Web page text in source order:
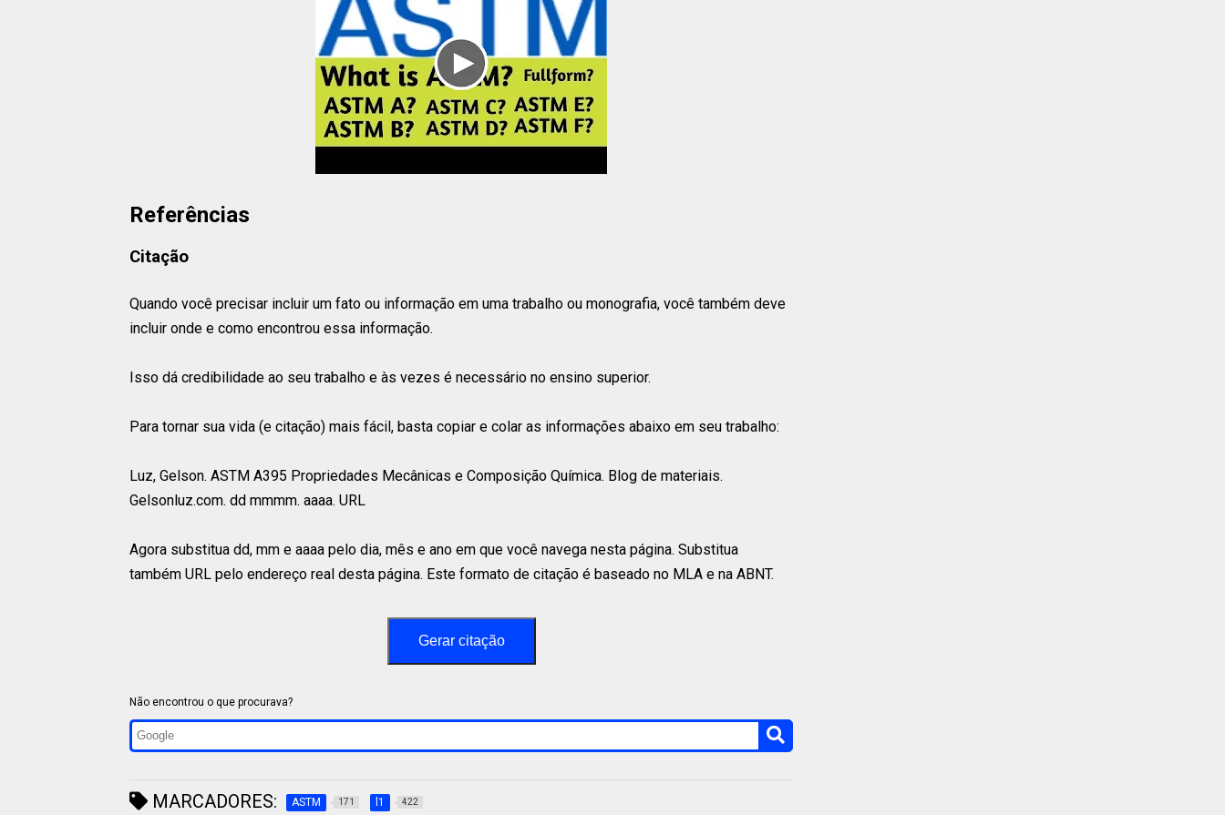
Referências
Citação
Quando você precisar incluir um fato ou informação em uma trabalho ou monografia, você também deve
incluir onde e como encontrou essa informação.
Isso dá credibilidade ao seu trabalho e às vezes é necessário no ensino superior.
Para tornar sua vida (e citação) mais fácil, basta copiar e colar as informações abaixo em seu trabalho:
Luz, Gelson. ASTM A395 Propriedades Mecânicas e Composição Química. Blog de materiais.
Gelsonluz.com. dd mmmm. aaaa. URL
Agora substitua dd, mm e aaaa pelo dia, mês e ano em que você navega nesta página. Substitua
também URL pelo endereço real desta página. Este formato de citação é baseado no MLA e na ABNT.
Gerar citação
Não encontrou o que procurava?
MARCADORES: ASTM 171 l1 422